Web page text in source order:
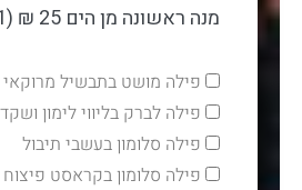
מנה ראשונה מן הים 25 ₪ (1 לבחירה)
פילה מושט בתבשיל מרוקאי
פילה לברק בליווי לימון
פילה סלומון בעשבי תיבול
פילה סלומון בקראסט פיצוח